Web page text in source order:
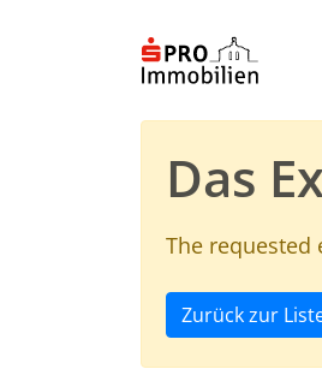
Das
The requested
Zurück zur